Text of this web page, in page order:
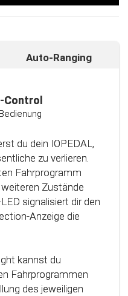
Auto-Ranging
Control
du dein IOPEDAL,
zu verlieren.
Fahrprogramm
Zustände
signalisiert dir den
Anzeige die
kannst du
Fahrprogrammen
des jeweiligen
über eine
Direkt nach dem
alle notwendigen
automatisch
individuellen
werden die
des Gaspedals
deines
optimal genutzt